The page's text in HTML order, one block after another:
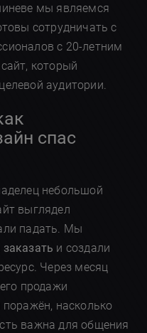
мы являемся
сотрудничать с
с 20-летним
который
аудитории.
спас
небольшой
выглядел
падать. Мы
и создали
Через месяц
продажи
насколько
важна для общения